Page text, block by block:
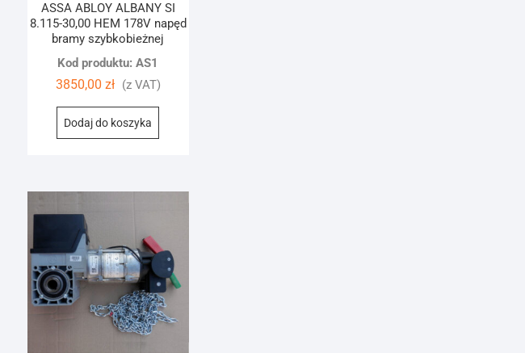
ASSA ABLOY ALBANY SI
8.115-30,00 HEM 178V napęd
bramy szybkobieżnej
Kod produktu: AS1
3850,00 zł (z VAT)
Dodaj do koszyka